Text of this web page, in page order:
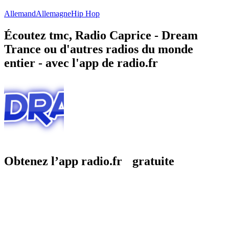
AllemandAllemagneHip Hop
Écoutez tmc, Radio Caprice - Dream
Trance ou d'autres radios du monde
entier - avec l'app de radio.fr
Obtenez l’app radio.fr gratuite